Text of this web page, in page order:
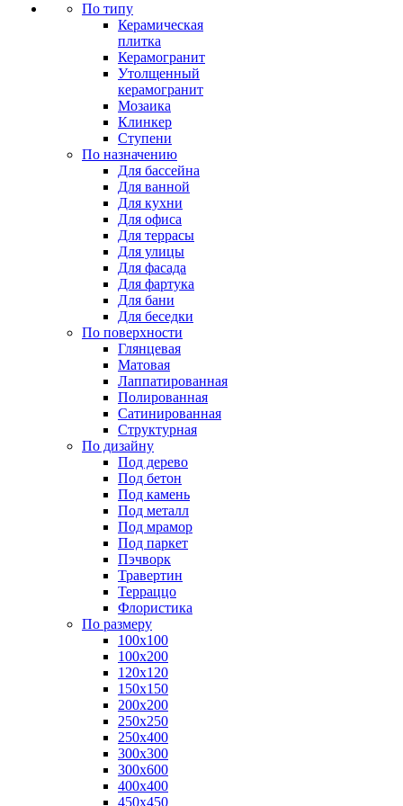
По типу
Керамическая
плитка
Керамогранит
Утолщенный
керамогранит
Мозаика
Клинкер
Ступени
По назначению
Для бассейна
Для ванной
Для кухни
Для офиса
Для террасы
Для улицы
Для фасада
Для фартука
Для бани
Для беседки
По поверхности
Глянцевая
Матовая
Лаппатированная
Полированная
Сатинированная
Структурная
По дизайну
Под дерево
Под бетон
Под камень
Под металл
Под мрамор
Под паркет
Пэчворк
Травертин
Терраццо
Флористика
По размеру
100х100
100х200
120х120
150х150
200х200
250х250
250х400
300х300
300х600
400х400
450х450